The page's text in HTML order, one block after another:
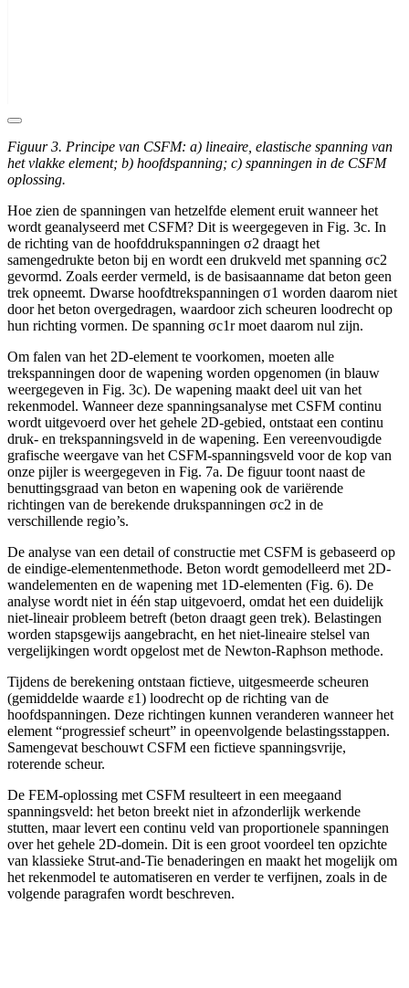
Figuur 3. Principe van CSFM: a) lineaire, elastische spanning van
het vlakke element; b) hoofdspanning; c) spanningen in de CSFM
oplossing.
Hoe zien de spanningen van hetzelfde element eruit wanneer het
wordt geanalyseerd met CSFM? Dit is weergegeven in Fig. 3c. In
de richting van de hoofddrukspanningen σ2 draagt het
samengedrukte beton bij en wordt een drukveld met spanning σc2
gevormd. Zoals eerder vermeld, is de basisaanname dat beton geen
trek opneemt. Dwarse hoofdtrekspanningen σ1 worden daarom niet
door het beton overgedragen, waardoor zich scheuren loodrecht op
hun richting vormen. De spanning σc1r moet daarom nul zijn.
Om falen van het 2D-element te voorkomen, moeten alle
trekspanningen door de wapening worden opgenomen (in blauw
weergegeven in Fig. 3c). De wapening maakt deel uit van het
rekenmodel. Wanneer deze spanningsanalyse met CSFM continu
wordt uitgevoerd over het gehele 2D-gebied, ontstaat een continu
druk- en trekspanningsveld in de wapening. Een vereenvoudigde
grafische weergave van het CSFM-spanningsveld voor de kop van
onze pijler is weergegeven in Fig. 7a. De figuur toont naast de
benuttingsgraad van beton en wapening ook de variërende
richtingen van de berekende drukspanningen σc2 in de
verschillende regio’s.
De analyse van een detail of constructie met CSFM is gebaseerd op
de eindige-elementenmethode. Beton wordt gemodelleerd met 2D-
wandelementen en de wapening met 1D-elementen (Fig. 6). De
analyse wordt niet in één stap uitgevoerd, omdat het een duidelijk
niet-lineair probleem betreft (beton draagt geen trek). Belastingen
worden stapsgewijs aangebracht, en het niet-lineaire stelsel van
vergelijkingen wordt opgelost met de Newton-Raphson methode.
Tijdens de berekening ontstaan fictieve, uitgesmeerde scheuren
(gemiddelde waarde ε1) loodrecht op de richting van de
hoofdspanningen. Deze richtingen kunnen veranderen wanneer het
element “progressief scheurt” in opeenvolgende belastingsstappen.
Samengevat beschouwt CSFM een fictieve spanningsvrije,
roterende scheur.
De FEM-oplossing met CSFM resulteert in een meegaand
spanningsveld: het beton breekt niet in afzonderlijk werkende
stutten, maar levert een continu veld van proportionele spanningen
over het gehele 2D-domein. Dit is een groot voordeel ten opzichte
van klassieke Strut-and-Tie benaderingen en maakt het mogelijk om
het rekenmodel te automatiseren en verder te verfijnen, zoals in de
volgende paragrafen wordt beschreven.